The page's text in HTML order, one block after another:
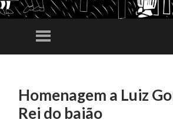
Menu
CONTENT
Homenagem a Luiz
Rei do baião